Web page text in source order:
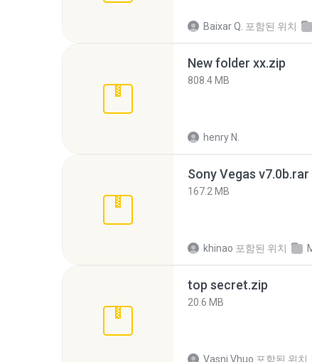
Baixar Q. 포함된 위치
New folder xx.zip
808.4 MB
henry N.
Sony Vegas v7.0b.rar
167.2 MB
khinao 포함된 위치
top secret.zip
20.6 MB
Vasni Vhuo 포함된 위치